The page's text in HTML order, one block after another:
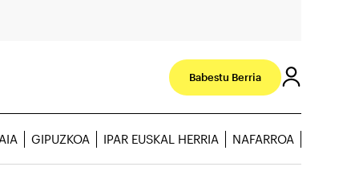
Babestu Berria
GIPUZKOA IPAR EUSKAL HERRIA NAFARROA